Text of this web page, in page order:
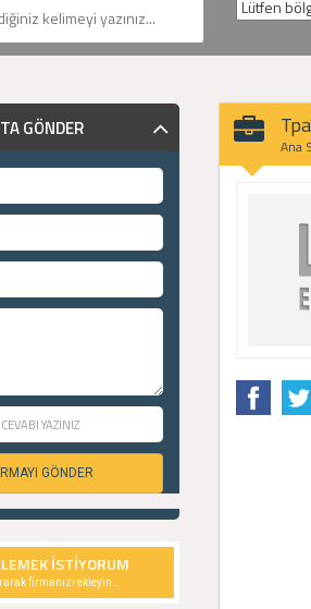
GÖNDER
GÖNDER
İSTİYORUM
firmanızı ekleyin..
Ana